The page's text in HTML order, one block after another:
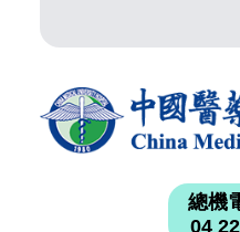
總機
04